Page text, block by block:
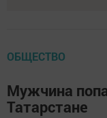
ОБЩЕСТВО
Мужчина
Татарстане